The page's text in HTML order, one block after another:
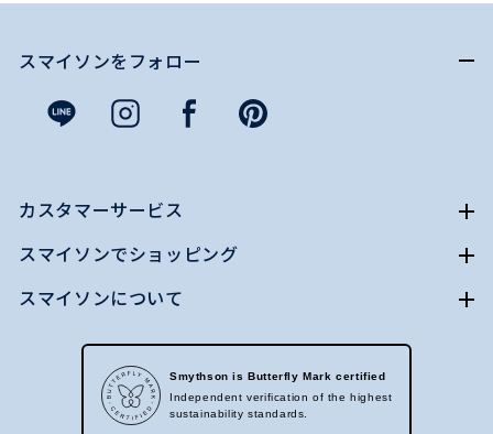
スマイソンをフォロー
カスタマーサービス
スマイソンでショッピング
スマイソンについて
Smythson is Butterfly Mark certified
Independent verification of the highest
sustainability standards.